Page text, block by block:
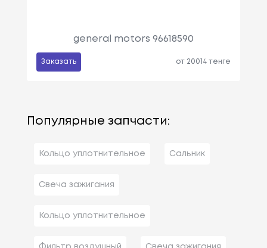
general motors 96618590
Заказать от 20014 тенге
Популярные запчасти:
Кольцо уплотнительное Сальник
Свеча зажигания
Кольцо уплотнительное